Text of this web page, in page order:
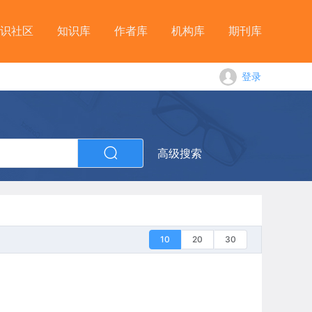
期刊库
机构库
作者库
知识库
社区
登录
高级搜索
10 20 30